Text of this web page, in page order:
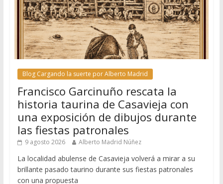
Blog Cargando la suerte por Alberto Madrid
Francisco Garcinuño rescata la
historia taurina de Casavieja con
una exposición de dibujos durante
las fiestas patronales
9 agosto 2026 Alberto Madrid Núñez
La localidad abulense de Casavieja volverá a mirar a su
brillante pasado taurino durante sus fiestas patronales
con una propuesta